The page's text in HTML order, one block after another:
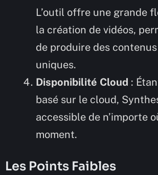
L’outil offre une grande
la création de vidéos,
de produire des
uniques.
Disponibilité Cloud :
basé sur le cloud,
accessible de n’importe
moment.
Les Points Faibles